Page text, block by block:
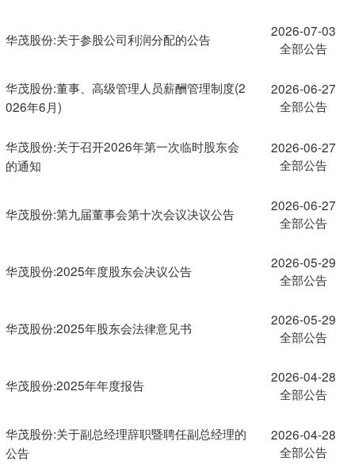
华茂股份:关于参股公司利润分配的公告
2026-07-03
全部公告
华茂股份:董事、高级管理人员薪酬管理制度(2
026年6月)
2026-06-27
全部公告
华茂股份:关于召开2026年第一次临时股东会
的通知
2026-06-27
全部公告
华茂股份:第九届董事会第十次会议决议公告
2026-06-27
全部公告
华茂股份:2025年度股东会决议公告
2026-05-29
全部公告
华茂股份:2025年股东会法律意见书
2026-05-29
全部公告
华茂股份:2025年年度报告
2026-04-28
全部公告
华茂股份:关于副总经理辞职暨聘任副总经理的
公告
2026-04-28
全部公告